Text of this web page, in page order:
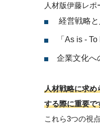
人材版伊藤レ
経営戦略
「As is -
企業文化へ
人材戦略に求め
する際に重要で
これら3つの視